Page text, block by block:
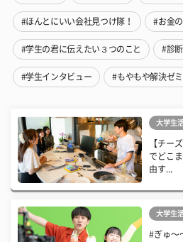
#ほんとにいい会社見つけ隊！ #お金
#学生の君に伝えたい３つのこと #診断
#学生インタビュー #もやもや解決ゼミ
大学生
【チー
でどこ
由す...
大学生
#ぎゅ〜